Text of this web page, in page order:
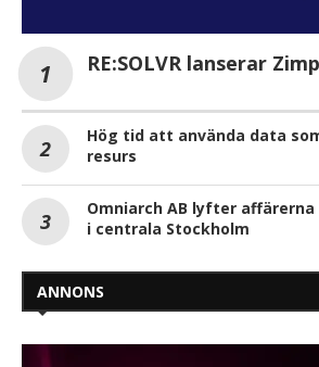
RE:SOLVR lanserar
Hög tid att använda data
resurs
Omniarch AB lyfter
i centrala Stockholm
ANNONS